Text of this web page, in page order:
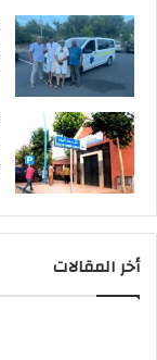
أخر المقالات